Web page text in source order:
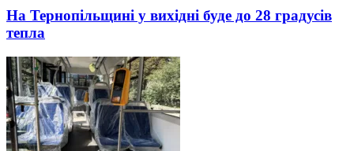
На Тернопільщині у вихідні буде до 28 градусів
тепла